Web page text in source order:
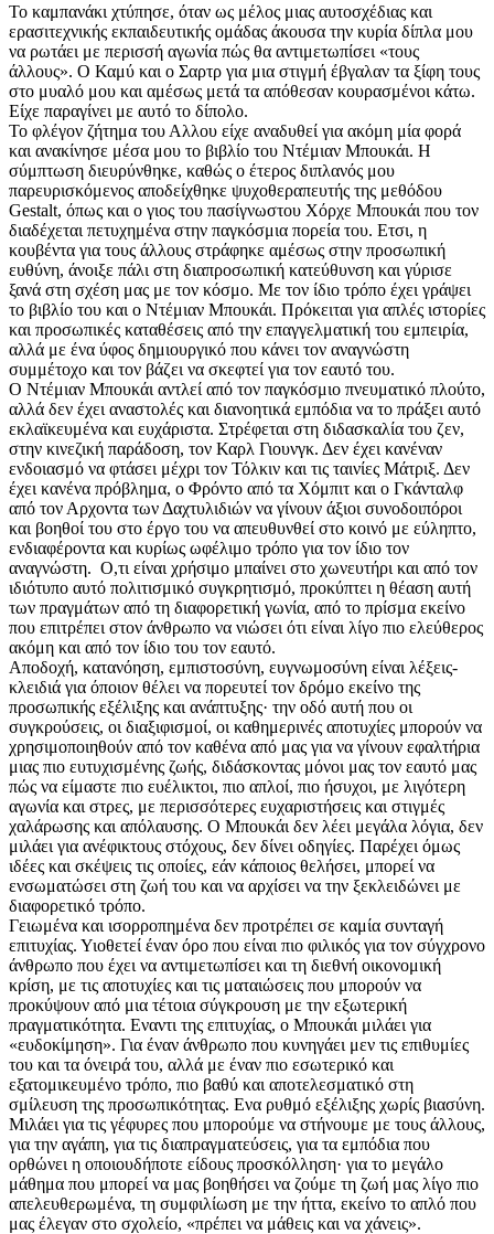
Το καμπανάκι χτύπησε, όταν ως μέλος μιας αυτοσχέδιας και
ερασιτεχνικής εκπαιδευτικής ομάδας άκουσα την κυρία δίπλα μου
να ρωτάει με περισσή αγωνία πώς θα αντιμετωπίσει «τους
άλλους». Ο Καμύ και ο Σαρτρ για μια στιγμή έβγαλαν τα ξίφη τους
στο μυαλό μου και αμέσως μετά τα απόθεσαν κουρασμένοι κάτω.
Είχε παραγίνει με αυτό το δίπολο.
Το φλέγον ζήτημα του Αλλου είχε αναδυθεί για ακόμη μία φορά
και ανακίνησε μέσα μου το βιβλίο του Ντέμιαν Μπουκάι. Η
σύμπτωση διευρύνθηκε, καθώς ο έτερος διπλανός μου
παρευρισκόμενος αποδείχθηκε ψυχοθεραπευτής της μεθόδου
Gestalt, όπως και ο γιος του πασίγνωστου Χόρχε Μπουκάι που τον
διαδέχεται πετυχημένα στην παγκόσμια πορεία του. Ετσι, η
κουβέντα για τους άλλους στράφηκε αμέσως στην προσωπική
ευθύνη, άνοιξε πάλι στη διαπροσωπική κατεύθυνση και γύρισε
ξανά στη σχέση μας με τον κόσμο. Με τον ίδιο τρόπο έχει γράψει
το βιβλίο του και ο Ντέμιαν Μπουκάι. Πρόκειται για απλές ιστορίες
και προσωπικές καταθέσεις από την επαγγελματική του εμπειρία,
αλλά με ένα ύφος δημιουργικό που κάνει τον αναγνώστη
συμμέτοχο και τον βάζει να σκεφτεί για τον εαυτό του.
Ο Ντέμιαν Μπουκάι αντλεί από τον παγκόσμιο πνευματικό πλούτο,
αλλά δεν έχει αναστολές και διανοητικά εμπόδια να το πράξει αυτό
εκλαϊκευμένα και ευχάριστα. Στρέφεται στη διδασκαλία του ζεν,
στην κινεζική παράδοση, τον Καρλ Γιουνγκ. Δεν έχει κανέναν
ενδοιασμό να φτάσει μέχρι τον Τόλκιν και τις ταινίες Μάτριξ. Δεν
έχει κανένα πρόβλημα, ο Φρόντο από τα Χόμπιτ και ο Γκάνταλφ
από τον Αρχοντα των Δαχτυλιδιών να γίνουν άξιοι συνοδοιπόροι
και βοηθοί του στο έργο του να απευθυνθεί στο κοινό με εύληπτο,
ενδιαφέροντα και κυρίως ωφέλιμο τρόπο για τον ίδιο τον
αναγνώστη. Ο,τι είναι χρήσιμο μπαίνει στο χωνευτήρι και από τον
ιδιότυπο αυτό πολιτισμικό συγκρητισμό, προκύπτει η θέαση αυτή
των πραγμάτων από τη διαφορετική γωνία, από το πρίσμα εκείνο
που επιτρέπει στον άνθρωπο να νιώσει ότι είναι λίγο πιο ελεύθερος
ακόμη και από τον ίδιο του τον εαυτό.
Αποδοχή, κατανόηση, εμπιστοσύνη, ευγνωμοσύνη είναι λέξεις-
κλειδιά για όποιον θέλει να πορευτεί τον δρόμο εκείνο της
προσωπικής εξέλιξης και ανάπτυξης· την οδό αυτή που οι
συγκρούσεις, οι διαξιφισμοί, οι καθημερινές αποτυχίες μπορούν να
χρησιμοποιηθούν από τον καθένα από μας για να γίνουν εφαλτήρια
μιας πιο ευτυχισμένης ζωής, διδάσκοντας μόνοι μας τον εαυτό μας
πώς να είμαστε πιο ευέλικτοι, πιο απλοί, πιο ήσυχοι, με λιγότερη
αγωνία και στρες, με περισσότερες ευχαριστήσεις και στιγμές
χαλάρωσης και απόλαυσης. Ο Μπουκάι δεν λέει μεγάλα λόγια, δεν
μιλάει για ανέφικτους στόχους, δεν δίνει οδηγίες. Παρέχει όμως
ιδέες και σκέψεις τις οποίες, εάν κάποιος θελήσει, μπορεί να
ενσωματώσει στη ζωή του και να αρχίσει να την ξεκλειδώνει με
διαφορετικό τρόπο.
Γειωμένα και ισορροπημένα δεν προτρέπει σε καμία συνταγή
επιτυχίας. Υιοθετεί έναν όρο που είναι πιο φιλικός για τον σύγχρονο
άνθρωπο που έχει να αντιμετωπίσει και τη διεθνή οικονομική
κρίση, με τις αποτυχίες και τις ματαιώσεις που μπορούν να
προκύψουν από μια τέτοια σύγκρουση με την εξωτερική
πραγματικότητα. Εναντι της επιτυχίας, ο Μπουκάι μιλάει για
«ευδοκίμηση». Για έναν άνθρωπο που κυνηγάει μεν τις επιθυμίες
του και τα όνειρά του, αλλά με έναν πιο εσωτερικό και
εξατομικευμένο τρόπο, πιο βαθύ και αποτελεσματικό στη
σμίλευση της προσωπικότητας. Ενα ρυθμό εξέλιξης χωρίς βιασύνη.
Μιλάει για τις γέφυρες που μπορούμε να στήνουμε με τους άλλους,
για την αγάπη, για τις διαπραγματεύσεις, για τα εμπόδια που
ορθώνει η οποιουδήποτε είδους προσκόλληση· για το μεγάλο
μάθημα που μπορεί να μας βοηθήσει να ζούμε τη ζωή μας λίγο πιο
απελευθερωμένα, τη συμφιλίωση με την ήττα, εκείνο το απλό που
μας έλεγαν στο σχολείο, «πρέπει να μάθεις και να χάνεις».